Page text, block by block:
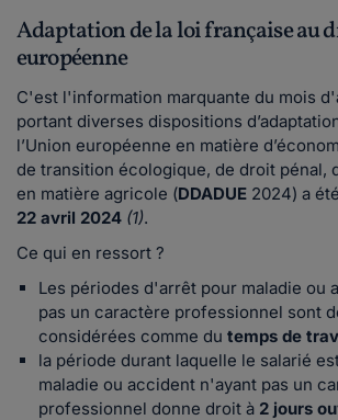
Adaptation de la loi française au
européenne
C'est l'information marquante du mois
portant diverses dispositions
l’Union européenne en matière
de transition écologique, de droit pénal,
en matière agricole (DDADUE 2024) a
22 avril 2024 (1).
Ce qui en ressort ?
Les périodes d'arrêt pour maladie ou
pas un caractère professionnel sont
considérées comme du temps de
la période durant laquelle le salarié
maladie ou accident n'ayant pas un
professionnel donne droit à 2 jours